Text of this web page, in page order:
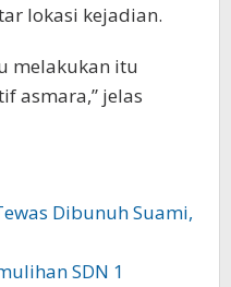
lokasi kejadian.
melakukan itu
asmara,” jelas
Dibunuh Suami,
SDN 1